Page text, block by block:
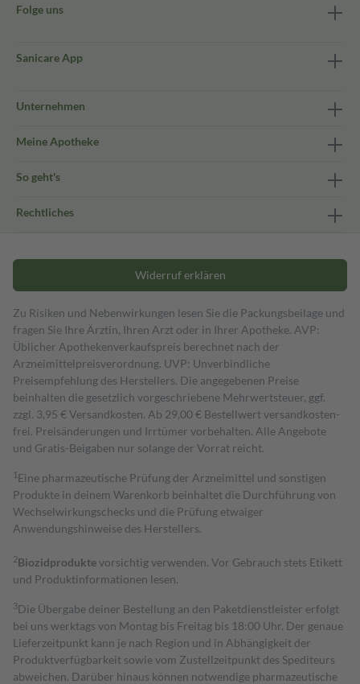
Folge uns
Sanicare App
Unternehmen
Meine Apotheke
So geht's
Rechtliches
Widerruf erklären
Zu Risiken und Nebenwirkungen lesen Sie die Packungsbeilage und
fragen Sie Ihre Ärztin, Ihren Arzt oder in Ihrer Apotheke. AVP:
Üblicher Apothekenverkaufspreis berechnet nach der
Arzneimittelpreisverordnung. UVP: Unverbindliche
Preisempfehlung des Herstellers. Die angegebenen Preise
beinhalten die gesetzlich vorgeschriebene Mehrwertsteuer, ggf.
zzgl. 3,95 € Versandkosten. Ab 29,00 € Bestell­wert versand­kosten­
frei. Preisänderungen und Irrtümer vorbehalten. Alle Angebote
und Gratis-Beigaben nur solange der Vorrat reicht.
1 Eine pharmazeutische Prüfung der Arzneimittel und sonstigen
Produkte in deinem Warenkorb beinhaltet die Durchführung von
Wechselwirkungschecks und die Prüfung etwaiger
Anwendungshinweise des Herstellers.
2Biozidproduktevorsichtig verwenden. Vor Gebrauch stets Etikett
und Produktinformationen lesen.
3Die Übergabe deiner Bestellung an den Paketdienstleister erfolgt
bei uns werktags von Montag bis Freitag bis 18:00 Uhr. Der genaue
Lieferzeitpunkt kann je nach Region und in Abhängigkeit der
Produktverfügbarkeit sowie vom Zustellzeitpunkt des Spediteurs
abweichen. Darüber hinaus können notwendige pharmazeutische